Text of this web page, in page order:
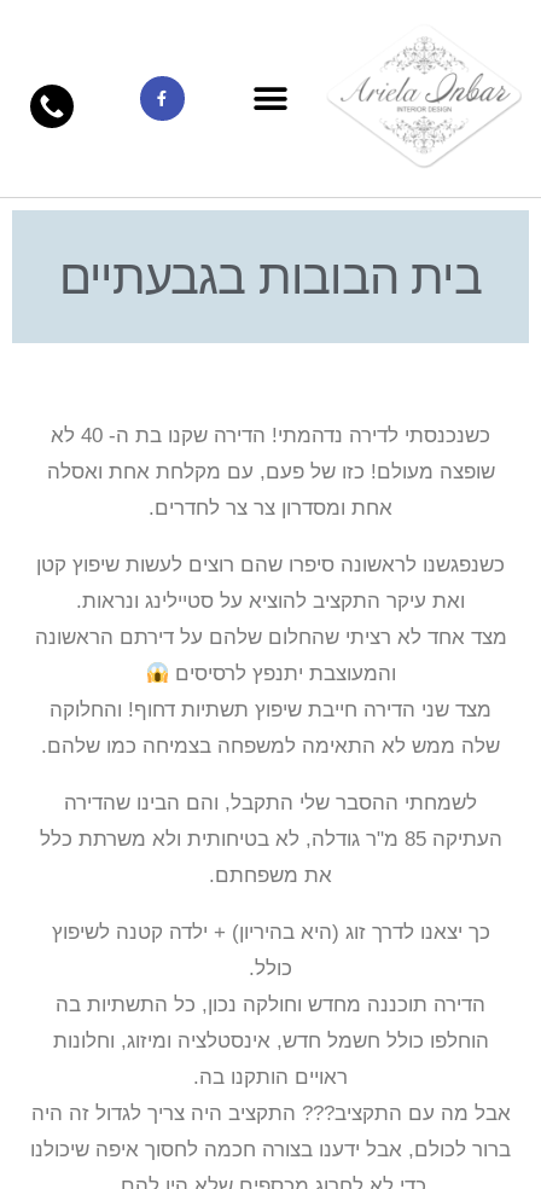
בית הבובות בגבעתיים
כשנכנסתי לדירה נדהמתי! הדירה שקנו בת ה- 40 לא
שופצה מעולם! כזו של פעם, עם מקלחת אחת ואסלה
אחת ומסדרון צר צר לחדרים.
כשנפגשנו לראשונה סיפרו שהם רוצים לעשות שיפוץ קטן
ואת עיקר התקציב להוציא על סטיילינג ונראות.
מצד אחד לא רציתי שהחלום שלהם על דירתם הראשונה
והמעוצבת יתנפץ לרסיסים
מצד שני הדירה חייבת שיפוץ תשתיות דחוף! והחלוקה
שלה ממש לא התאימה למשפחה בצמיחה כמו שלהם.
לשמחתי ההסבר שלי התקבל, והם הבינו שהדירה
העתיקה 85 מ"ר גודלה, לא בטיחותית ולא משרתת כלל
את משפחתם.
כך יצאנו לדרך זוג (היא בהיריון) + ילדה קטנה לשיפוץ
כולל.
הדירה תוכננה מחדש וחולקה נכון, כל התשתיות בה
הוחלפו כולל חשמל חדש, אינסטלציה ומיזוג, וחלונות
ראויים הותקנו בה.
אבל מה עם התקציב??? התקציב היה צריך לגדול זה היה
ברור לכולם, אבל ידענו בצורה חכמה לחסוך איפה שיכולנו